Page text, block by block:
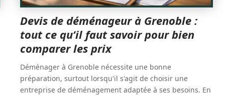
Devis de déménageur à Grenoble :
tout ce qu’il faut savoir pour bien
comparer les prix
Déménager à Grenoble nécessite une bonne
préparation, surtout lorsqu'il s'agit de choisir une
entreprise de déménagement adaptée à ses besoins. En